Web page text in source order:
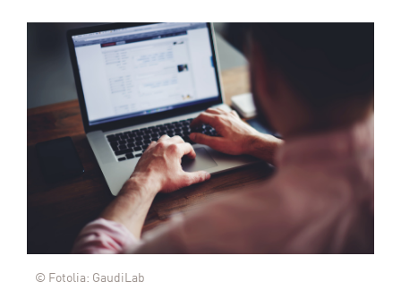
© Fotolia: GaudiLab